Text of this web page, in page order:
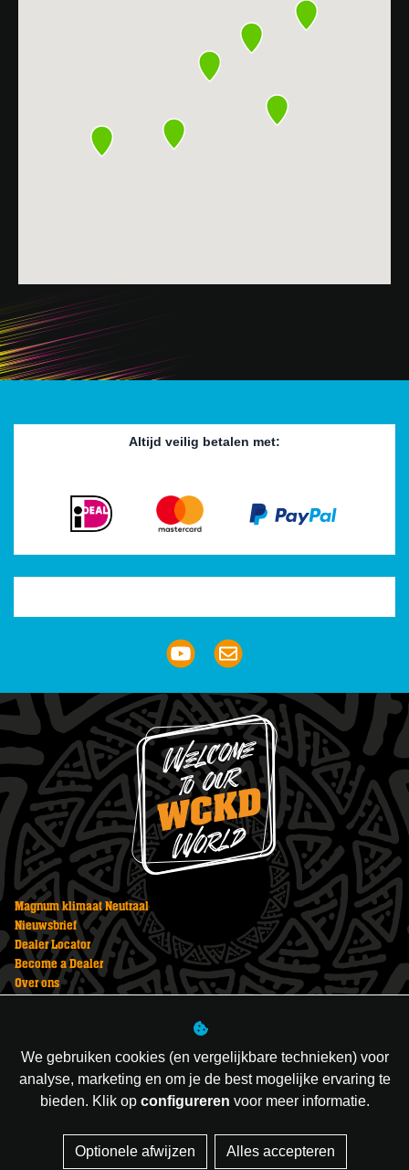
We gebruiken cookies (en vergelijkbare technieken) voor
analyse, marketing en om je de best mogelijke ervaring te
bieden. Klik op configureren voor meer informatie.
Optionele afwijzen Alles accepteren
Altijd veilig betalen met:
Magnum klimaat Neutraal
Nieuwsbrief
Dealer Locator
Become a Dealer
Over ons
Vuurwerk kopen
Managed hosting